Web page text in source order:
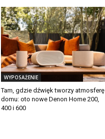
WYPOSAŻENIE
Tam, gdzie dźwięk tworzy atmosferę
domu: oto nowe Denon Home 200,
400 i 600